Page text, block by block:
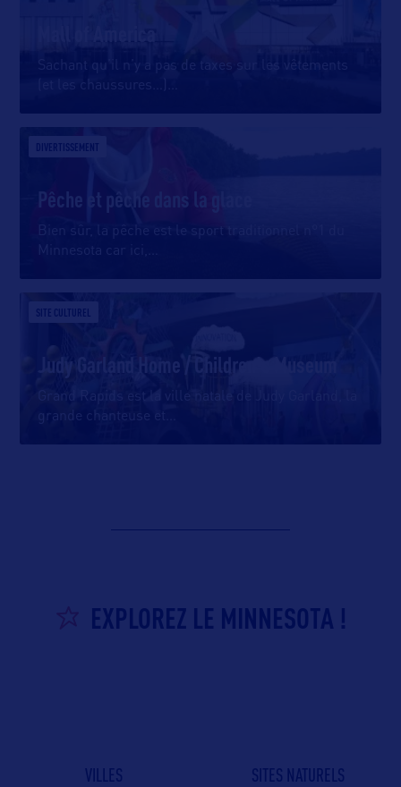
Sachant qu’il n’y a pas de taxes sur les vêtements
DIVERTISSEMENT
Pêche et pêche dans la glace
Bien sûr, la pêche est le sport traditionnel n°1 du
SITE CULTUREL
Judy Garland Home / Children's Museum
Grand Rapids est la ville natale de Judy Garland, la
grande chanteuse et
EXPLOREZ LE MINNESOTA !
VILLES SITES NATURELS